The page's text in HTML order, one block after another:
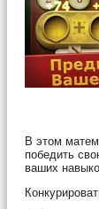
В этом
победить
ваших